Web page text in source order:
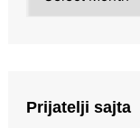
Prijatelji sajta